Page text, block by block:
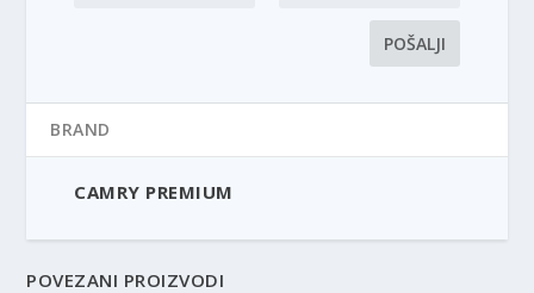
BRAND
CAMRY PREMIUM
POVEZANI PROIZVODI